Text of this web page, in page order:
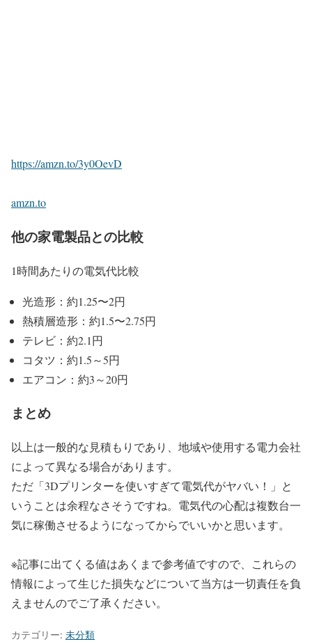
https://amzn.to/3y0OevD
amzn.to
他の家電製品との比較
1時間あたりの電気代比較
光造形：約1.25〜2円
熱積層造形：約1.5〜2.75円
テレビ：約2.1円
コタツ：約1.5～5円
エアコン：約3～20円
まとめ
以上は一般的な見積もりであり、地域や使用する電力会社
によって異なる場合があります。
ただ「3Dプリンターを使いすぎて電気代がヤバい！」と
いうことは余程なさそうですね。電気代の心配は複数台一
気に稼働させるようになってからでいいかと思います。
※記事に出てくる値はあくまで参考値ですので、これらの
情報によって生じた損失などについて当方は一切責任を負
えませんのでご了承ください。
カテゴリー: 未分類